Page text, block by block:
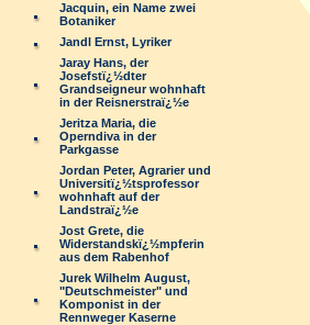
Jacquin, ein Name zwei
Botaniker
Jandl Ernst, Lyriker
Jaray Hans, der
Josefstï¿½dter
Grandseigneur wohnhaft
in der Reisnerstraï¿½e
Jeritza Maria, die
Operndiva in der
Parkgasse
Jordan Peter, Agrarier und
Universitï¿½tsprofessor
wohnhaft auf der
Landstraï¿½e
Jost Grete, die
Widerstandskï¿½mpferin
aus dem Rabenhof
Jurek Wilhelm August,
"Deutschmeister" und
Komponist in der
Rennweger Kaserne